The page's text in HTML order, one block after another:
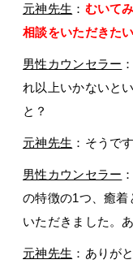
元神先生 ： むいて
相談をいただきた
男性カウンセラー
れ以上いかないと
と？
元神先生 ：そうで
男性カウンセラー
の特徴の1つ、癒着
いただきました。
元神先生 ：ありが